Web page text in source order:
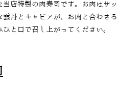
店特製の肉寿司です。お肉はサッ
丹とキャビアが、お肉と合わさる
と口で召し上がってください。